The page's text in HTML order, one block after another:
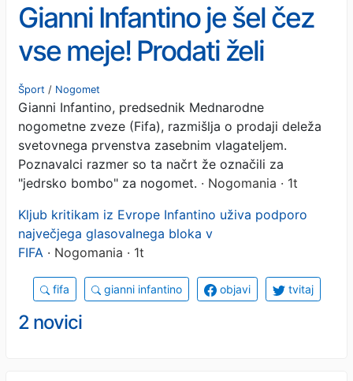
Gianni Infantino je šel čez
vse meje! Prodati želi
deleže svetovnega
nogometnega prvenstva
zasebnim vlagateljem!
Šport / Nogomet
Gianni Infantino, predsednik Mednarodne
nogometne zveze (Fifa), razmišlja o prodaji deleža
svetovnega prvenstva zasebnim vlagateljem.
Poznavalci razmer so ta načrt že označili za
"jedrsko bombo" za nogomet. · Nogomania · 1t
Kljub kritikam iz Evrope Infantino uživa podporo
največjega glasovalnega bloka v
FIFA · Nogomania · 1t
fifa gianni infantino objavi tvitaj
2 novici